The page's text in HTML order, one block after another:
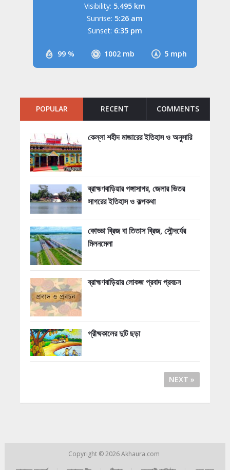
99 % 1002 mb 5 mph
Visibility: 5.495 km
Sunrise: 5:26 am
Sunset: 6:35 pm
POPULAR RECENT COMMENTS
কেল্লা শহীদ মাজারের ইতিহাস ও অনুসারি
ব্রাহ্মণবাড়িয়ার গঙ্গাসাগর, জেলার ভিতর
সাগরের ইতিহাস ও কল্পকথা
কোড্ডা ব্রিজ বা তিতাস ব্রিজ, সৌন্দর্যের
মিলনমেলা
ব্রাহ্মণবাড়িয়ার লোকজ প্রবাদ প্রবচন
গ্রীষ্মকালের দুটি ছড়া
NEXT »
Copyright © 2026Akhaura.com